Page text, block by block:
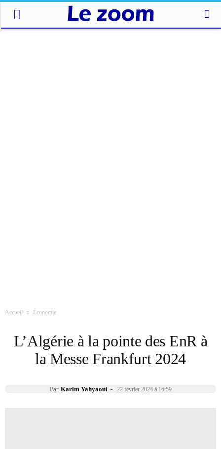
Accueil Économie
L’Algérie à la pointe des EnR à
la Messe Frankfurt 2024
Par Karim Yahyaoui - 22 février 2024 à 16:59